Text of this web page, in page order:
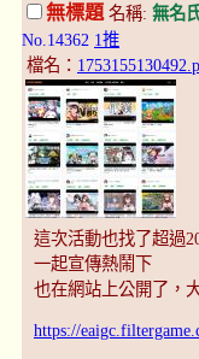
無標題 名稱: 無名
No.14362 1推
檔名：
這次活動也找了超過
一起宣傳熱鬧下
也在網站上公開了，
https://